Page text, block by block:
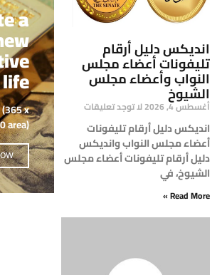
انديكس دليل أرقام
تليفونات أعضاء مجلس
النواب وأعضاء مجلس
الشيوخ
أغسطس 4, 2026 لا توجد تعليقات
انديكس دليل أرقام تليفونات
أعضاء مجلس النواب وانديكس
دليل أرقام تليفونات أعضاء مجلس
الشيوخ، في
Read More »
a
x
area)